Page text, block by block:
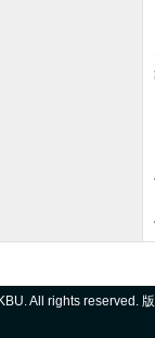
All rights reserved.